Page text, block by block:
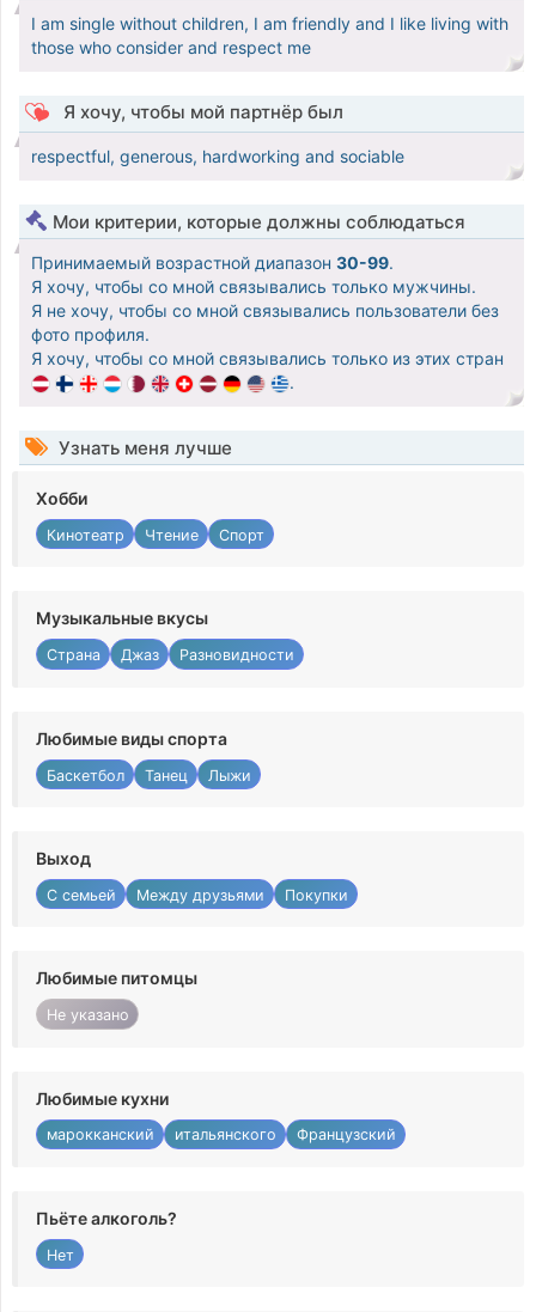
I am single without children, I am friendly and I like living with
those who consider and respect me
Я хочу, чтобы мой партнёр был
respectful, generous, hardworking and sociable
Мои критерии, которые должны соблюдаться
Принимаемый возрастной диапазон 30-99.
Я хочу, чтобы со мной связывались только мужчины.
Я не хочу, чтобы со мной связывались пользователи без
фото профиля.
Я хочу, чтобы со мной связывались только из этих стран
.
Узнать меня лучше
Хобби
Кинотеатр Чтение Спорт
Музыкальные вкусы
Страна Джаз Разновидности
Любимые виды спорта
Баскетбол Танец Лыжи
Выход
С семьей Между друзьями Покупки
Любимые питомцы
Не указано
Любимые кухни
марокканский итальянского Французский
Пьёте алкоголь?
Нет